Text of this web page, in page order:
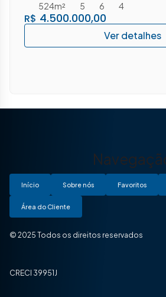
R$ 4.500.000,00
5
6
524m² 4
Início Sobre nós Favoritos
Área do Cliente
© 2025 Todos os direitos reservados
CRECI 39951J